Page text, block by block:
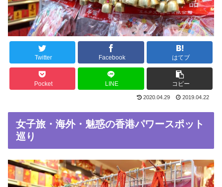
Twitter Facebook はてブ
Pocket LINE コピー
2020.04.29 2019.04.22
女子旅・海外・魅惑の香港パワースポット
巡り